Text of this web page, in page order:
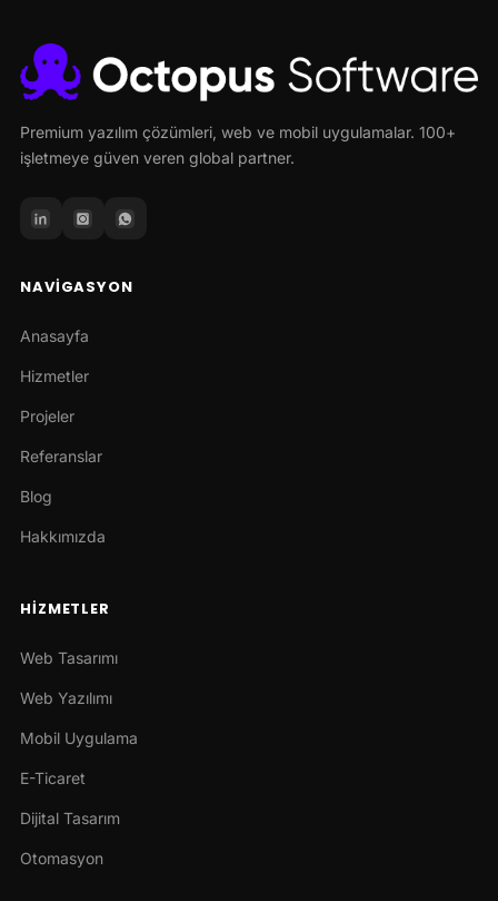
Premium yazılım çözümleri, web ve mobil uygulamalar. 100+
işletmeye güven veren global partner.
NAVIGASYON
Anasayfa
Hizmetler
Projeler
Referanslar
Blog
Hakkımızda
HIZMETLER
Web Tasarımı
Web Yazılımı
Mobil Uygulama
E-Ticaret
Dijital Tasarım
Otomasyon